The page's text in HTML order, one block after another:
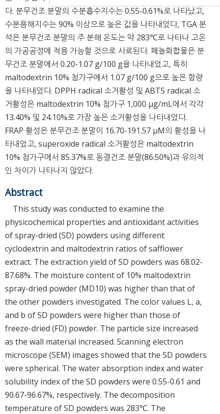
다. 분무건조 분말의 수분흡수지수는 0.55-0.61%로 나타났고,
수분용해지수는 90% 이상으로 높은 값을 나타내었다, TGA 분
석은 분무건조 분말의 주 분해 온도는 약 283℃로 나타나 고온
의 가공공정에 적용 가능할 것으로 사료된다. 페놀화합물은 분
무건조 분말에서 0.20-1.07 g/100 g을 나타내었고, 특히
maltodextrin 10% 첨가구에서 1.07 g/100 g으로 높은 함량
을 나타내었다. DPPH radical 소거활성 및 ABTS radical 소
거활성은 maltodextrin 10% 첨가구 1,000 μg/mL에서 각각
13.40% 및 24.10%로 가장 높은 소거활성을 나타내었다.
FRAP 활성은 분무건조 분말이 16.70-191.57 μM의 활성을 나
타내었고, superoxide radical 소거활성은 maltodextrin
10% 첨가구에서 85.37%로 동결건조 분말(86.50%)과 유의적
인 차이가 나타나지 않았다.
Abstract
This study was conducted to examine the
physicochemical properties and antioxidant activities
of spray-dried (SD) powders using different
cyclodextrin and maltodextrin ratios of safflower
extract. The extraction yield of SD powders was 68.02-
87.68%. The moisture content of 10% maltodextrin
spray-dried powder (MD10) was higher than that of
the other powders investigated. The color values L, a,
and b of SD powders were higher than those of
freeze-dried (FD) powder. The particle size increased
as the wall material increased. Scanning electron
microscope (SEM) images showed that the SD powders
were spherical. The water absorption index and water
solubility index of the SD powders were 0.55-0.61 and
90.67-96.67%, respectively. The decomposition
temperature of SD powders was 283℃. The